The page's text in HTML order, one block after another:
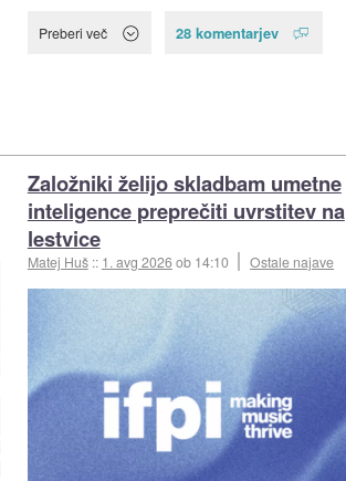
Preberi več 28 komentarjev
Založniki želijo skladbam umetne
inteligence preprečiti uvrstitev na
lestvice
Matej Huš :: 1. avg 2026ob 14:10 Ostale najave